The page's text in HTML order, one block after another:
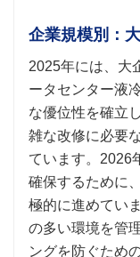
企業規模別：
2025年には、大
ータセンター液
な優位性を確立
雑な改修に必要
ています。2026
確保するために
極的に進めてい
の多い環境を管
ングを防ぐため